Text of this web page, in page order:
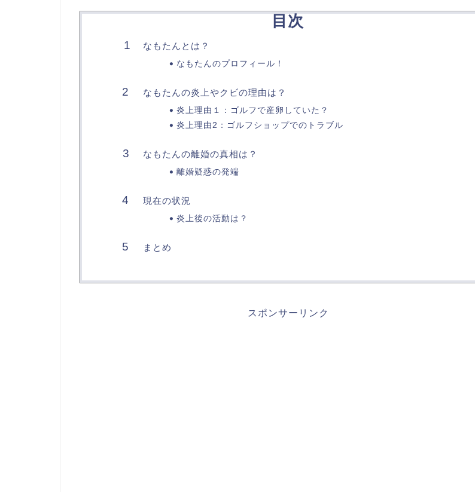
目次
なもたんとは？
なもたんのプロフィール！
なもたんの炎上やクビの理由は？
炎上理由１：ゴルフで産卵していた？
炎上理由2：ゴルフショップでのトラブル
なもたんの離婚の真相は？
離婚疑惑の発端
現在の状況
炎上後の活動は？
まとめ
スポンサーリンク